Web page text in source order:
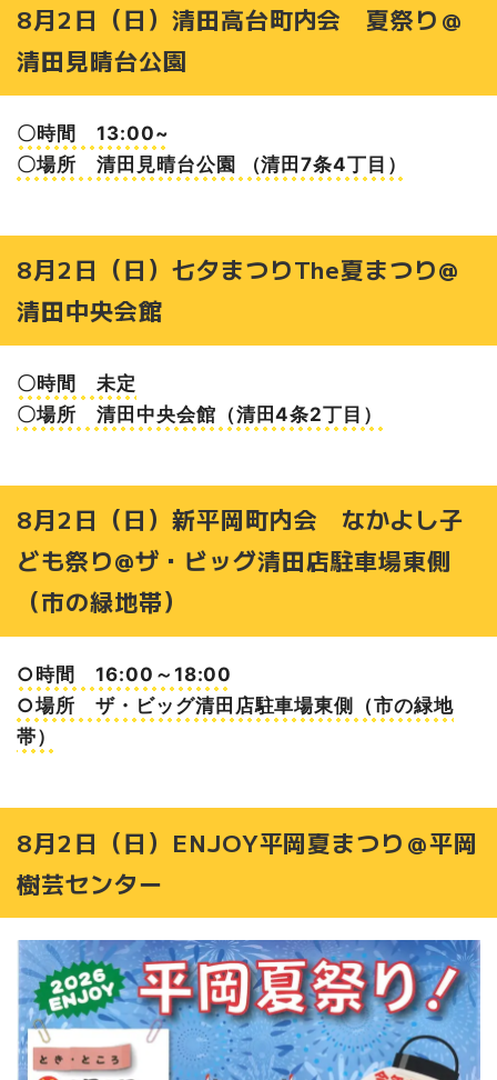
8月2日（日）清田高台町内会 夏祭り＠
清田見晴台公園
〇時間 13:00~
〇場所 清田見晴台公園 （清田7条4丁目）
8月2日（日）七夕まつりThe夏まつり@
清田中央会館
〇時間 未定
〇場所 清田中央会館（清田4条2丁目）
8月2日（日）新平岡町内会 なかよし子
ども祭り@ザ・ビッグ清田店駐車場東側
（市の緑地帯）
○時間 16:00～18:00
○場所 ザ・ビッグ清田店駐車場東側（市の緑地
帯）
8月2日（日）ENJOY平岡夏まつり＠平岡
樹芸センター